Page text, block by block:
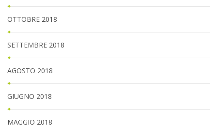
OTTOBRE 2018
SETTEMBRE 2018
AGOSTO 2018
GIUGNO 2018
MAGGIO 2018